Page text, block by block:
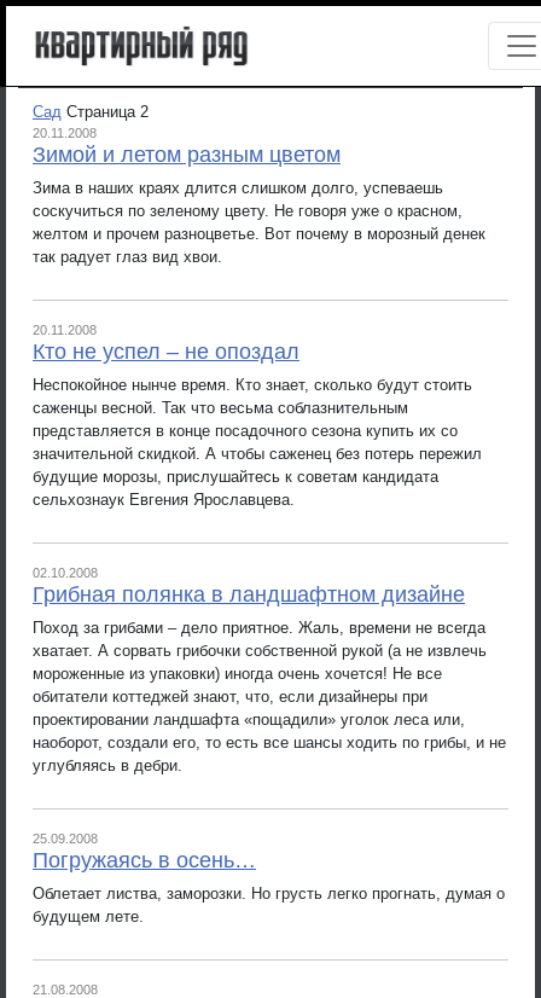
Сад Страница 2
20.11.2008
Зимой и летом разным цветом
Зима в наших краях длится слишком долго, успеваешь
соскучиться по зеленому цвету. Не говоря уже о красном,
желтом и прочем разноцветье. Вот почему в морозный денек
так радует глаз вид хвои.
20.11.2008
Кто не успел – не опоздал
Неспокойное нынче время. Кто знает, сколько будут стоить
саженцы весной. Так что весьма соблазнительным
представляется в конце посадочного сезона купить их со
значительной скидкой. А чтобы саженец без потерь пережил
будущие морозы, прислушайтесь к советам кандидата
сельхознаук Евгения Ярославцева.
02.10.2008
Грибная полянка в ландшафтном дизайне
Поход за грибами – дело приятное. Жаль, времени не всегда
хватает. А сорвать грибочки собственной рукой (а не извлечь
мороженные из упаковки) иногда очень хочется! Не все
обитатели коттеджей знают, что, если дизайнеры при
проектировании ландшафта «пощадили» уголок леса или,
наоборот, создали его, то есть все шансы ходить по грибы, и не
углубляясь в дебри.
25.09.2008
Погружаясь в осень…
Облетает листва, заморозки. Но грусть легко прогнать, думая о
будущем лете.
21.08.2008